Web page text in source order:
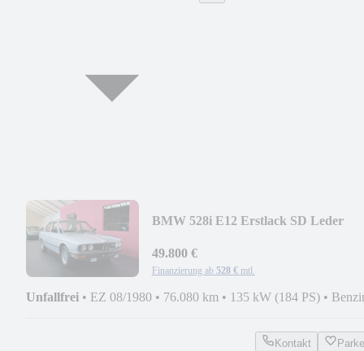
BMW 528i E12 Erstlack SD Leder
49.800 €
Finanzierung ab 528 € mtl.
Unfallfrei • EZ 08/1980 • 76.080 km • 135 kW (184 PS) •
Kontakt